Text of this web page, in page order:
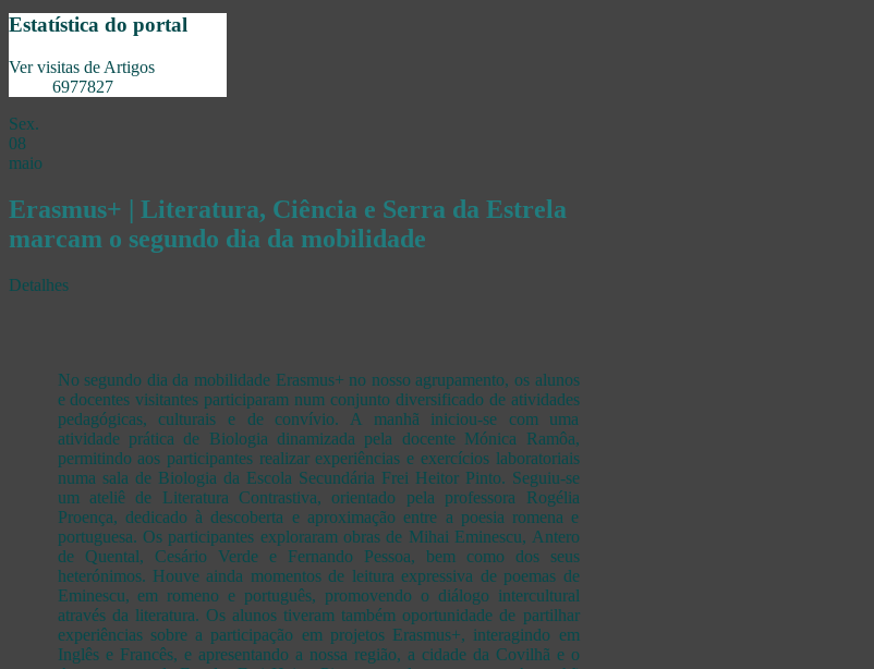
Estatística do portal
Ver visitas de Artigos
6977827
Sex.
08
maio
Erasmus+ | Literatura, Ciência e Serra da Estrela
marcam o segundo dia da mobilidade
Detalhes
No segundo dia da mobilidade Erasmus+ no nosso agrupamento, os alunos
e docentes visitantes participaram num conjunto diversificado de atividades
pedagógicas, culturais e de convívio. A manhã iniciou-se com uma
atividade prática de Biologia dinamizada pela docente Mónica Ramôa,
permitindo aos participantes realizar experiências e exercícios laboratoriais
numa sala de Biologia da Escola Secundária Frei Heitor Pinto. Seguiu-se
um ateliê de Literatura Contrastiva, orientado pela professora Rogélia
Proença, dedicado à descoberta e aproximação entre a poesia romena e
portuguesa. Os participantes exploraram obras de Mihai Eminescu, Antero
de Quental, Cesário Verde e Fernando Pessoa, bem como dos seus
heterónimos. Houve ainda momentos de leitura expressiva de poemas de
Eminescu, em romeno e português, promovendo o diálogo intercultural
através da literatura. Os alunos tiveram também oportunidade de partilhar
experiências sobre a participação em projetos Erasmus+, interagindo em
Inglês e Francês, e apresentando a nossa região, a cidade da Covilhã e o